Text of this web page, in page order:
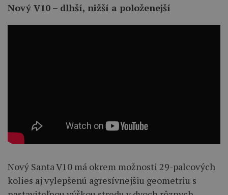
Nový V10 – dlhší, nižší a položenejší
Nový Santa V10 má okrem možnosti 29-palcových
kolies aj vylepšenú agresívnejšiu geometriu s